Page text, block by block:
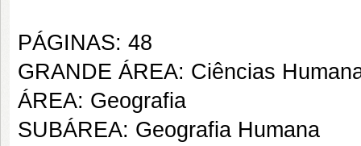
PÁGINAS: 48
GRANDE ÁREA: Ciências
ÁREA: Geografia
SUBÁREA: Geografia Humana